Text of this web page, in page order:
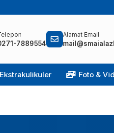
7889554
Alamat Email
Ekstrakulikuler Foto &